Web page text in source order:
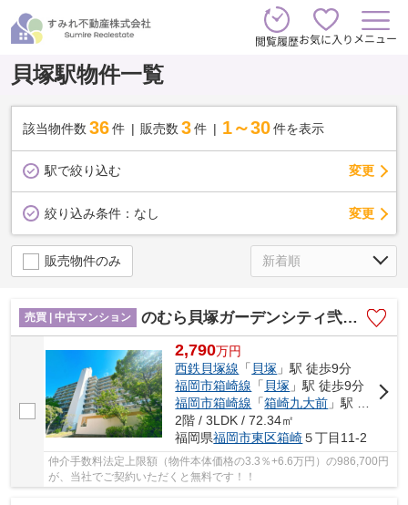
閲覧履歴お気に入り メニュー
貝塚駅物件一覧
該当物件数 36件 販売数 3 件 1～30 件を表示
駅で絞り込む 変更
絞り込み条件： なし 変更
販売物件のみ
売買 | 中古マンション のむら貝塚ガーデンシティ弐番館☆仲介手数料無料☆
2,790万円
西鉄貝塚線 「 貝塚 」駅 徒歩9分
福岡市箱崎線 「 貝塚 」駅 徒歩9分
福岡市箱崎線 「箱崎九大前 」駅 徒歩13分
2階 / 3LDK / 72.34㎡
福岡県福岡市東区箱崎５丁目11-2
仲介手数料法定上限額（物件本体価格の3.3％+6.6万円）の986,700円
が、当社でご契約いただくと無料です！！